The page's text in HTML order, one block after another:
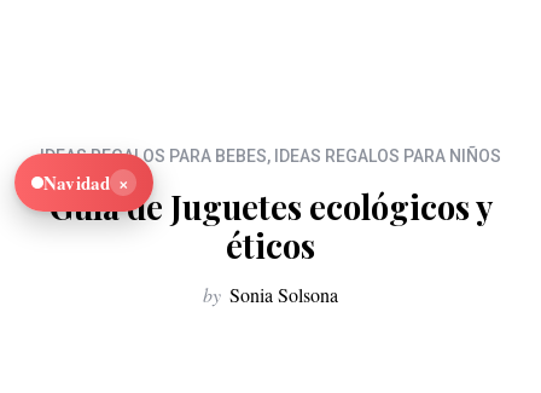
IDEAS REGALOS PARA BEBES, IDEAS REGALOS PARA NIÑOS
Guía de Juguetes ecológicos y
éticos
by Sonia Solsona
Navidad ×